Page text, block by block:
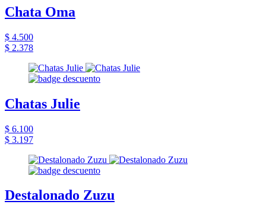
Chata Oma
$ 4.500
$ 2.378
Chatas Julie
$ 6.100
$ 3.197
Destalonado Zuzu